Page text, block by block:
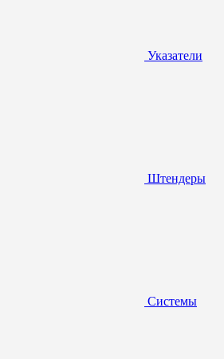
Указатели
Штендеры
Системы